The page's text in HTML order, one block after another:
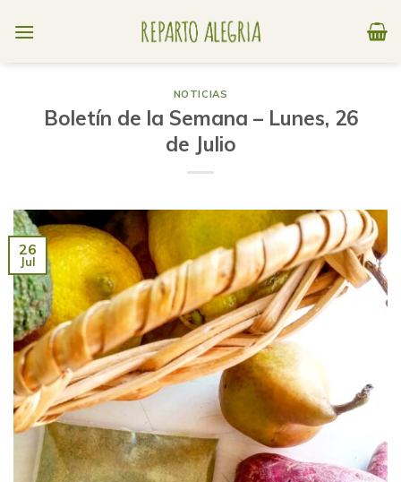
NOTICIAS
Boletín de la Semana – Lunes, 26
de Julio
26
Jul